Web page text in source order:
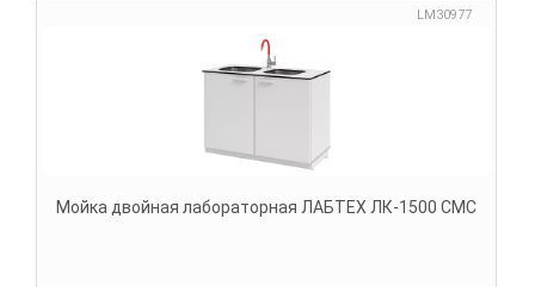
LM30977
Мойка двойная лабораторная ЛАБТЕХ ЛК-1500 СМС